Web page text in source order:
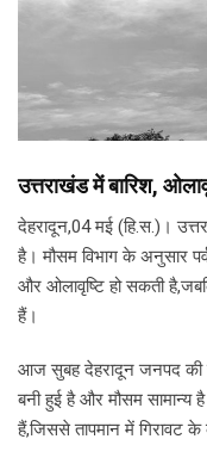
उत्तराखंड में बारिश,
देहरादून,04 मई (हि.स.)।
है। मौसम विभाग के अनुसार
और ओलावृष्टि हो सकती
हैं।
आज सुबह देहरादून जनपद की
बनी हुई है और मौसम सामान्य
हैं,जिससे तापमान में गिरावट